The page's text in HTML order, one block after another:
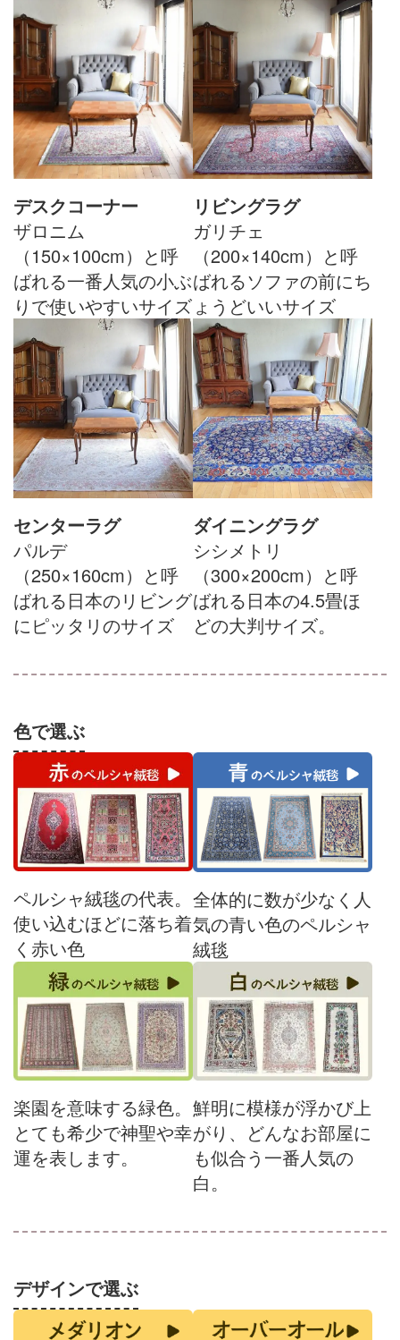
デスクコーナー
ザロニム
（150×100cm）と呼
ばれる一番人気の小ぶ
りで使いやすいサイズ
リビングラグ
ガリチェ
（200×140cm）と呼
ばれるソファの前にち
ょうどいいサイズ
センターラグ
パルデ
（250×160cm）と呼
ばれる日本のリビング
にピッタリのサイズ
ダイニングラグ
シシメトリ
（300×200cm）と呼
ばれる日本の4.5畳ほ
どの大判サイズ。
色で選ぶ
ペルシャ絨毯の代表。
使い込むほどに落ち着
く赤い色
全体的に数が少なく人
気の青い色のペルシャ
絨毯
楽園を意味する緑色。
とても希少で神聖や幸
運を表します。
鮮明に模様が浮かび上
がり、どんなお部屋に
も似合う一番人気の
白。
デザインで選ぶ